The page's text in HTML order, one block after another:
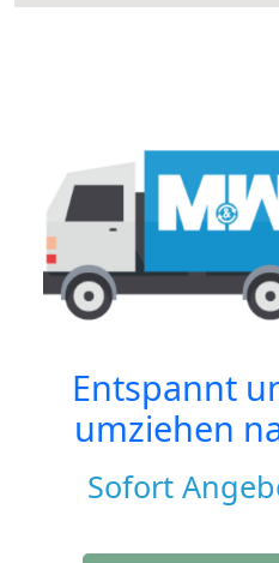
Entspannt
umziehen
Sofort